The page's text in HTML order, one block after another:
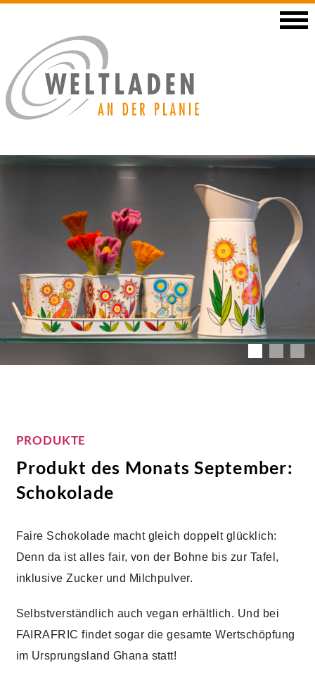
PRODUKTE
Produkt des Monats September:
Schokolade
Faire Schokolade macht gleich doppelt glücklich:
Denn da ist alles fair, von der Bohne bis zur Tafel,
inklusive Zucker und Milchpulver.
Selbstverständlich auch vegan erhältlich. Und bei
FAIRAFRIC findet sogar die gesamte Wertschöpfung
im Ursprungsland Ghana statt!